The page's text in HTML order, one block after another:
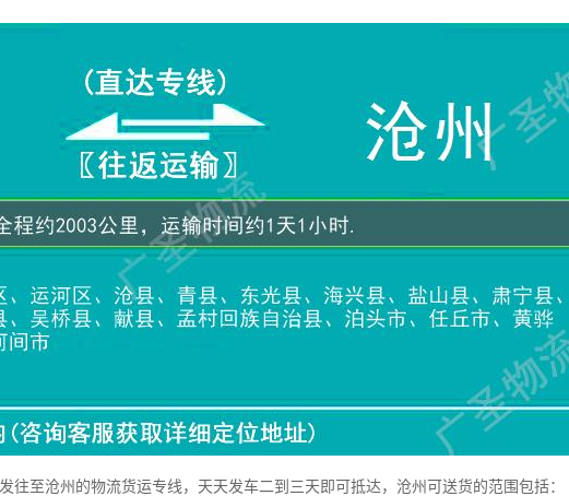
往至沧州的物流货运专线，天天发车二到三天即可抵达，沧州可送货的范围包括：